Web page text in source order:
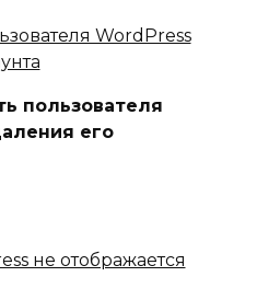
пользователя
его